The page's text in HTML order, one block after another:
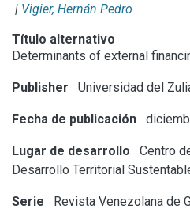
| Vigier, Hernán Pedro
Título alternativo
Determinants of external
Publisher Universidad del
Fecha de publicación
Lugar de desarrollo
Centro
Desarrollo Territorial
Serie Revista Venezolana de